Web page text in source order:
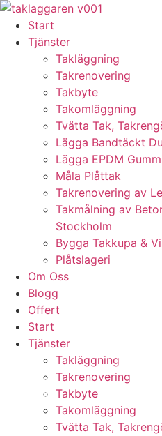
Skip
content
Start
Tjänster
Takläggning
Takrenovering
Takbyte
Takomläggning
Tvätta Tak,
Lägga Bandtäckt
Lägga EPDM
Måla Plåttak
Takrenovering av
Takmålning av
Stockholm
Bygga Takkupa &
Plåtslageri
Om Oss
Blogg
Offert
Start
Tjänster
Takläggning
Takrenovering
Takbyte
Takomläggning
Tvätta Tak,